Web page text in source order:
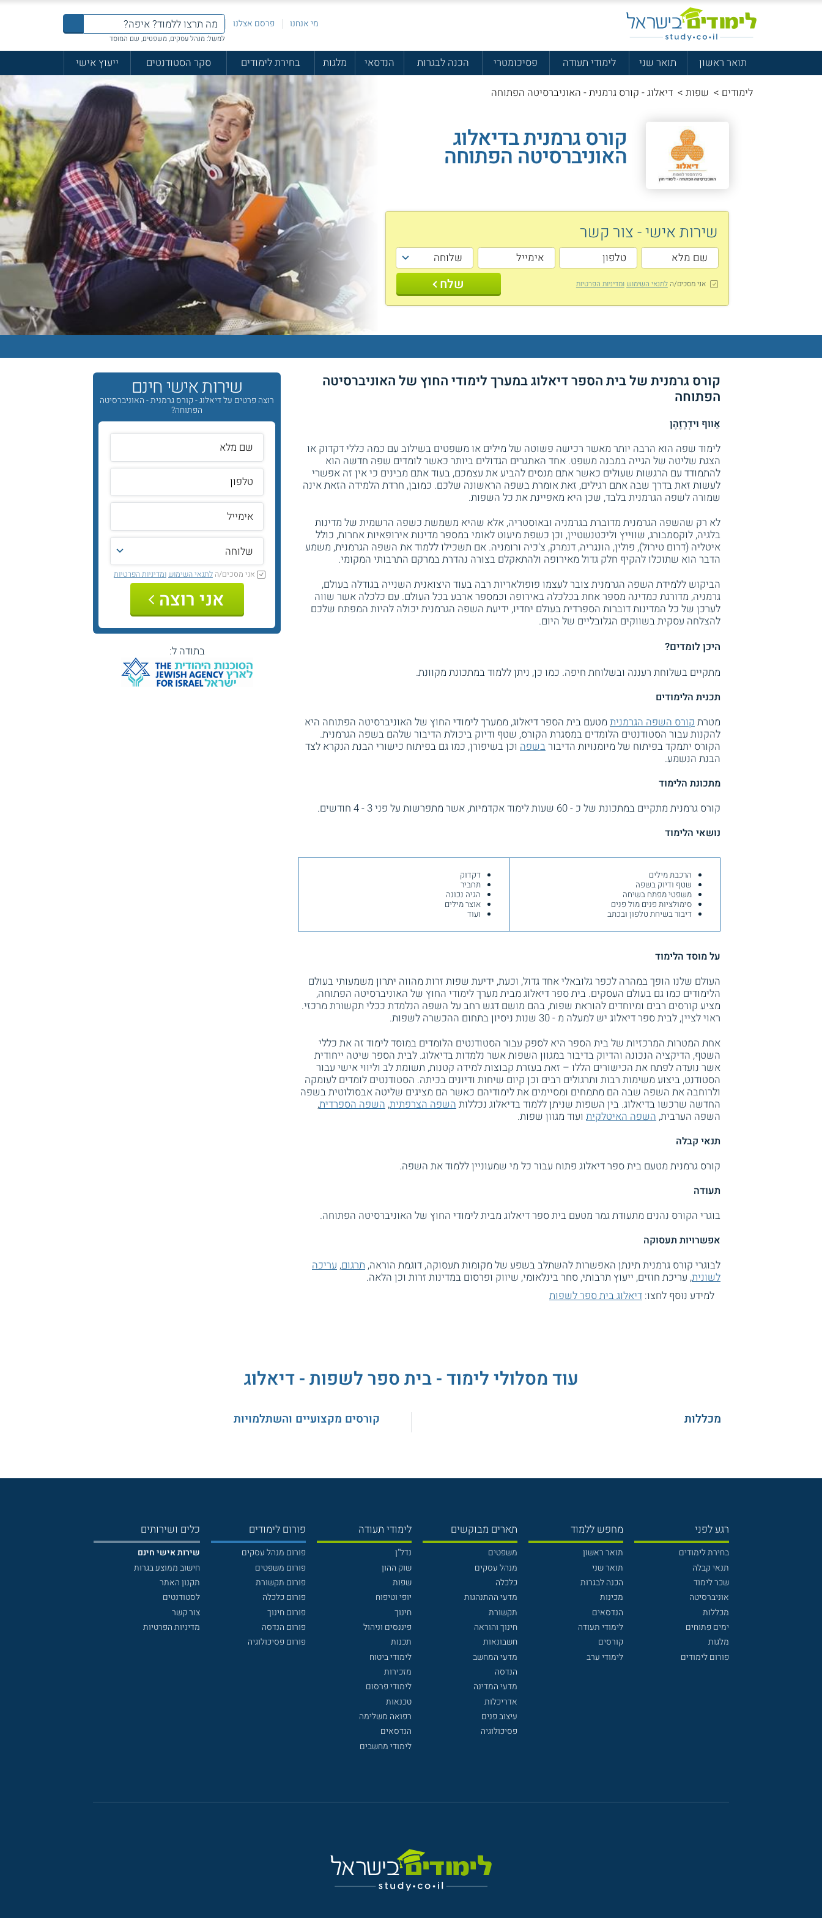
מי אנחנו פרסם אצלנו
למשל: מנהל עסקים, משפטים, שם המוסד
תואר ראשון תואר שני לימודי תעודה פסיכומטרי הכנה לבגרות הנדסאי מלגות בחירת לימודים סקר הסטודנטים
ייעוץ אישי
לימודים > שפות > דיאלוג - קורס גרמנית - האוניברסיטה הפתוחה
קורס גרמנית בדיאלוג
האוניברסיטה הפתוחה
שירות אישי - צור קשר
אני מסכים/הלתנאי השימוש ומדיניות הפרטיות שלח
קורס גרמנית של בית הספר דיאלוג במערך לימודי החוץ של האוניברסיטה
הפתוחה
אַווּף וידְרֶזֶהֶן
לימוד שפה הוא הרבה יותר מאשר רכישה פשוטה של מילים או משפטים בשילוב עם כמה כללי דקדוק או
הצגת שליטה של הגייה במבנה משפט. אחד האתגרים הגדולים ביותר כאשר לומדים שפה חדשה הוא
להתמודד עם הרגשות שעולים כאשר אתם מנסים להביע את עצמכם, בעוד אתם מבינים כי אין זה אפשרי
לעשות זאת בדרך שבה אתם רגילים, זאת אומרת בשפה הראשונה שלכם. כמובן, חרדת הלמידה הזאת אינה
שמורה לשפה הגרמנית בלבד, שכן היא מאפיינת את כל השפות.
לא רק שהשפה הגרמנית מדוברת בגרמניה ובאוסטריה, אלא שהיא משמשת כשפה הרשמית של מדינות
בלגיה, לוקסמבורג, שווייץ וליכטנשטיין, וכן כשפת מיעוט לאומי במספר מדינות אירופאיות אחרות, כולל
איטליה (דרום טירול), פולין, הונגריה, דנמרק, צ'כיה ורומניה. אם תשכילו ללמוד את השפה הגרמנית, משמע
הדבר הוא שתוכלו להקיף חלק גדול מאירופה ולהתאקלם בצורה נהדרת במרקם התרבותי המקומי.
הביקוש ללמידת השפה הגרמנית צובר לעצמו פופולאריות רבה בעוד היצואנית השנייה בגודלה בעולם,
גרמניה, מדורגת כמדינה מספר אחת בכלכלה באירופה וכמספר ארבע בכל העולם. עם כלכלה אשר שווה
לערכן של כל המדינות דוברות הספרדית בעולם יחדיו, ידיעת השפה הגרמנית יכולה להיות המפתח שלכם
להצלחה עסקית בשווקים הגלובליים של היום.
היכן לומדים?
מתקיים בשלוחת רעננה ובשלוחת חיפה. כמו כן, ניתן ללמוד במתכונת מקוונת.
תכנית הלימודים
מטרתקורס השפה הגרמנית מטעם בית הספר דיאלוג, ממערך לימודי החוץ של האוניברסיטה הפתוחה היא
להקנות עבור הסטודנטים הלומדים במסגרת הקורס, שטף ודיוק ביכולת הדיבור שלהם בשפה הגרמנית.
הקורס יתמקד בפיתוח של מיומנויות הדיבורבשפה וכן בשיפורן, כמו גם בפיתוח כישורי הבנת הנקרא לצד
הבנת הנשמע.
מתכונת הלימוד
קורס גרמנית מתקיים במתכונת של כ - 60 שעות לימוד אקדמיות, אשר מתפרשות על פני 3 - 4 חודשים.
נושאי הלימוד
הרכבת מילים
שטף ודיוק בשפה
משפטי מפתח בשיחה
סימולציות פנים מול פנים
דיבור בשיחת טלפון ובכתב
דקדוק
תחביר
הגיה נכונה
אוצר מילים
ועוד
על מוסד הלימוד
העולם שלנו הופך במהרה לכפר גלובאלי אחד גדול, וכעת, ידיעת שפות זרות מהווה יתרון משמעותי בעולם
הלימודים כמו גם בעולם העסקים. בית ספר דיאלוג מבית מערך לימודי החוץ של האוניברסיטה הפתוחה,
מציע קורסים רבים ומיוחדים להוראת שפות, בהם מושם דגש רחב על השפה הנלמדת ככלי תקשורת מרכזי.
ראוי לציין, לבית ספר דיאלוג יש למעלה מ - 30 שנות ניסיון בתחום ההכשרה לשפות.
אחת המטרות המרכזיות של בית הספר היא לספק עבור הסטודנטים הלומדים במוסד לימוד זה את כללי
השטף, הדיקציה הנכונה והדיוק בדיבור במגוון השפות אשר נלמדות בדיאלוג. לבית הספר שיטה ייחודית
אשר נועדה לפתח את הכישורים הללו – זאת בעזרת קבוצות למידה קטנות, תשומת לב וליווי אישי עבור
הסטודנט, ביצוע משימות רבות ותרגולים רבים וכן קיום שיחות ודיונים בכיתה. הסטודנטים לומדים לעומקה
ולרוחבה את השפה שבה הם מתמחים ומסיימים את לימודיהם כאשר הם מציגים שליטה אבסולוטית בשפה
החדשה שרכשו בדיאלוג. בין השפות שניתן ללמוד בדיאלוג נכללות השפה הצרפתית, השפה הספרדית,
השפה הערבית, השפה האיטלקית ועוד מגוון שפות.
תנאי קבלה
קורס גרמנית מטעם בית ספר דיאלוג פתוח עבור כל מי שמעוניין ללמוד את השפה.
תעודה
בוגרי הקורס נהנים מתעודת גמר מטעם בית ספר דיאלוג מבית לימודי החוץ של האוניברסיטה הפתוחה.
אפשרויות תעסוקה
לבוגרי קורס גרמנית תינתן האפשרות להשתלב בשפע של מקומות תעסוקה, דוגמת הוראה, תרגום, עריכה
לשונית, עריכת חוזים, ייעוץ תרבותי, סחר בינלאומי, שיווק ופרסום במדינות זרות וכן הלאה.
למידע נוסף לחצו: דיאלוג בית ספר לשפות
שירות אישי חינם
רוצה פרטים על דיאלוג - קורס גרמנית - האוניברסיטה
הפתוחה?
אני מסכים/הלתנאי השימוש ומדיניות הפרטיות
אני רוצה
בתודה ל:
עוד מסלולי לימוד - בית ספר לשפות - דיאלוג
מכללות קורסים מקצועיים והשתלמויות
רגע לפני
בחירת לימודים
תנאי קבלה
שכר לימוד
אוניברסיטה
מכללות
ימים פתוחים
מלגות
פורום לימודים
מחפש ללמוד
תואר ראשון
תואר שני
הכנה לבגרות
מכינות
הנדסאים
לימודי תעודה
קורסים
לימודי ערב
תארים מבוקשים
משפטים
מנהל עסקים
כלכלה
מדעי ההתנהגות
תקשורת
חינוך והוראה
חשבונאות
מדעי המחשב
הנדסה
מדעי המדינה
אדריכלות
עיצוב פנים
פסיכולוגיה
לימודי תעודה
נדל"ן
שוק ההון
שפות
יופי וטיפוח
חינוך
פיננסים וניהול
תכנות
לימודי ביטוח
מזכירות
לימודי פרסום
טכנאות
רפואה משלימה
הנדסאים
לימודי מחשבים
פורום לימודים
פורום מנהל עסקים
פורום משפטים
פורום תקשורת
פורום כלכלה
פורום חינוך
פורום הנדסה
פורום פסיכולוגיה
כלים ושירותים
שירות אישי חינם
חישוב ממוצע בגרות
תקנון האתר
לסטודנטים
צור קשר
מדיניות הפרטיות